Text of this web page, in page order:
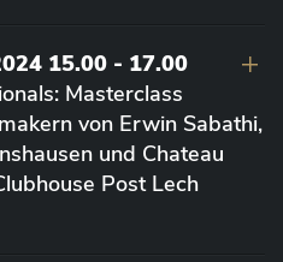
15.00 - 17.00
Masterclass
von Erwin Sabathi,
und Chateau
Post Lech